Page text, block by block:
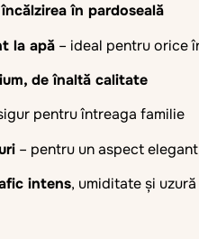
încălzirea în pardoseală
la apă – ideal pentru orice
de înaltă calitate
pentru întreaga familie
– pentru un aspect
intens, umiditate și